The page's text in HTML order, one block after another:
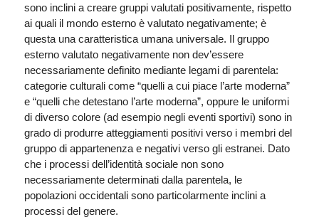
sono inclini a creare gruppi valutati positivamente, rispetto
ai quali il mondo esterno è valutato negativamente; è
questa una caratteristica umana universale. Il gruppo
esterno valutato negativamente non dev’essere
necessariamente definito mediante legami di parentela:
categorie culturali come “quelli a cui piace l’arte moderna”
e “quelli che detestano l’arte moderna”, oppure le uniformi
di diverso colore (ad esempio negli eventi sportivi) sono in
grado di produrre atteggiamenti positivi verso i membri del
gruppo di appartenenza e negativi verso gli estranei. Dato
che i processi dell’identità sociale non sono
necessariamente determinati dalla parentela, le
popolazioni occidentali sono particolarmente inclini a
processi del genere.